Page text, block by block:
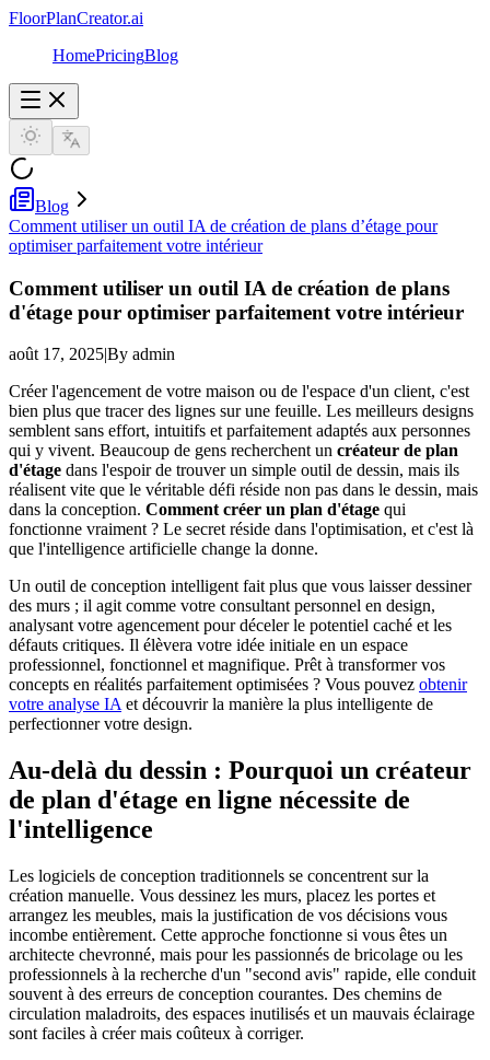
FloorPlanCreator.ai
HomePricingBlog
Blog
Comment utiliser un outil IA de création de plans d’étage pour
optimiser parfaitement votre intérieur
Comment utiliser un outil IA de création de plans
d'étage pour optimiser parfaitement votre intérieur
août 17, 2025|By admin
Créer l'agencement de votre maison ou de l'espace d'un client, c'est
bien plus que tracer des lignes sur une feuille. Les meilleurs designs
semblent sans effort, intuitifs et parfaitement adaptés aux personnes
qui y vivent. Beaucoup de gens recherchent un créateur de plan
d'étage dans l'espoir de trouver un simple outil de dessin, mais ils
réalisent vite que le véritable défi réside non pas dans le dessin, mais
dans la conception. Comment créer un plan d'étage qui
fonctionne vraiment ? Le secret réside dans l'optimisation, et c'est là
que l'intelligence artificielle change la donne.
Un outil de conception intelligent fait plus que vous laisser dessiner
des murs ; il agit comme votre consultant personnel en design,
analysant votre agencement pour déceler le potentiel caché et les
défauts critiques. Il élèvera votre idée initiale en un espace
professionnel, fonctionnel et magnifique. Prêt à transformer vos
concepts en réalités parfaitement optimisées ? Vous pouvez obtenir
votre analyse IAet découvrir la manière la plus intelligente de
perfectionner votre design.
Au-delà du dessin : Pourquoi un créateur
de plan d'étage en ligne nécessite de
l'intelligence
Les logiciels de conception traditionnels se concentrent sur la
création manuelle. Vous dessinez les murs, placez les portes et
arrangez les meubles, mais la justification de vos décisions vous
incombe entièrement. Cette approche fonctionne si vous êtes un
architecte chevronné, mais pour les passionnés de bricolage ou les
professionnels à la recherche d'un "second avis" rapide, elle conduit
souvent à des erreurs de conception courantes. Des chemins de
circulation maladroits, des espaces inutilisés et un mauvais éclairage
sont faciles à créer mais coûteux à corriger.